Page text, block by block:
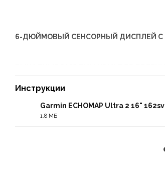
6-ДЮЙМОВЫЙ СЕНСОРНЫЙ ДИСПЛЕЙ С
Инструкции
Garmin ECHOMAP Ultra 2 16"
1.8 МБ